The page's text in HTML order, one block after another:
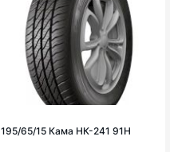
195/65/15 Кама НК-241 91H